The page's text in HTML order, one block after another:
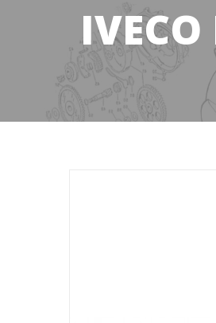
APPARATI DI
TURBINE
ALTRI ACCESSORI